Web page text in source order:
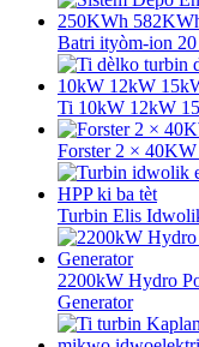
Batri ityòm-ion
Ti 10kW 12kW
Forster 2 ×
Turbin Elis
2200kW Hydro
Generator